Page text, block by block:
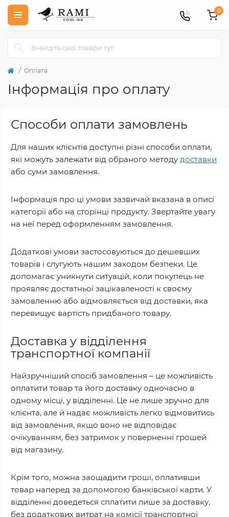
0
Оплата
Інформація про оплату
Способи оплати замовлень
Для наших клієнтів доступні різні способи оплати,
які можуть залежати від обраного методу доставки
або суми замовлення.
Інформація про ці умови зазвичай вказана в описі
категорії або на сторінці продукту. Звертайте увагу
на неї перед оформленням замовлення.
Додаткові умови застосовуються до дешевших
товарів і слугують нашим заходом безпеки. Це
допомагає уникнути ситуацій, коли покупець не
проявляє достатньої зацікавленості к своєму
замовленню або відмовляється від доставки, яка
перевищує вартість придбаного товару.
Доставка у відділення
транспортної компанії
Найзручніший спосіб замовлення – це можливість
оплатити товар та його доставку одночасно в
одному місці, у відділенні. Це не лише зручно для
клієнта, але й надає можливість легко відмовитись
від замовлення, якщо воно не відповідає
очікуванням, без затримок у поверненні грошей
від магазину.
Крім того, можна заощадити гроші, оплативши
товар наперед за допомогою банківської карти. У
відділенні доведеться сплатити лише за доставку,
без додаткових витрат на комісії транспортної